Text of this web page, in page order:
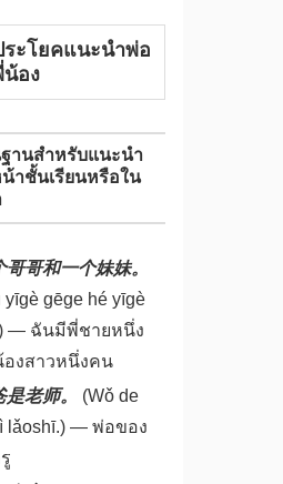
ระโยคแนะนำพ่อ
อง
านสำหรับแนะนำ
าชั้นเรียนหรือใน
哥和一个妹妹。
yīgè gēge hé yīgè
— ฉันมีพี่ชายหนึ่ง
งสาวหนึ่งคน
老师。
(Wǒ de
lǎoshī.) — พ่อของ